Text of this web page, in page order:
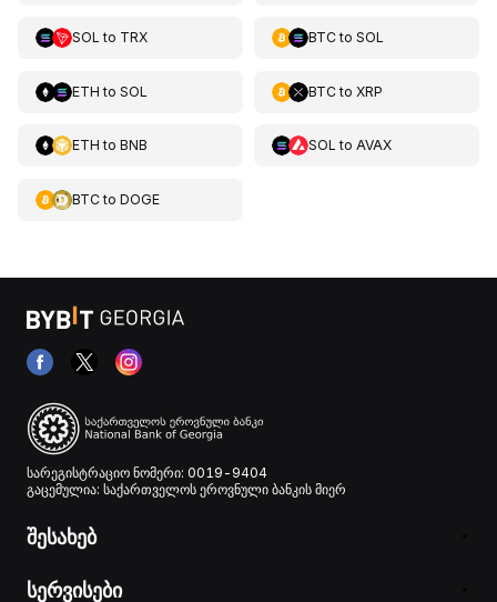
SOL to TRX BTCto SOL
ETH to SOL BTCto XRP
ETH to BNB SOL to AVAX
BTCto DOGE
სარეგისტრაციო ნომერი: 0019-9404
გაცემულია: საქართველოს ეროვნული ბანკის მიერ
შესახებ
სერვისები